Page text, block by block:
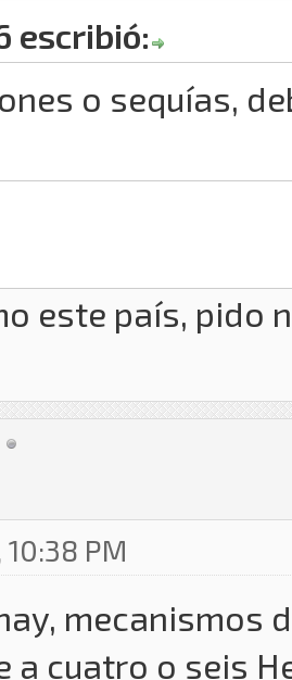
escribió:
o sequías,
este país, pido
PM
mecanismos
a cuatro o seis